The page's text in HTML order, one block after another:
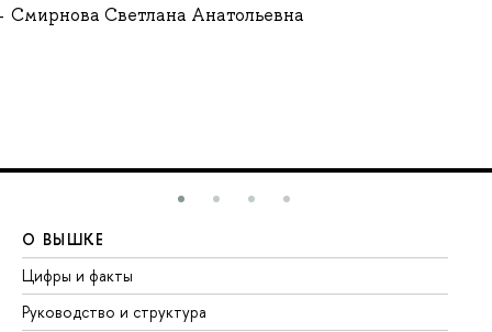
Смирнова Светлана Анатольевна
О ВЫШКЕ
Цифры и факты
Руководство и структура